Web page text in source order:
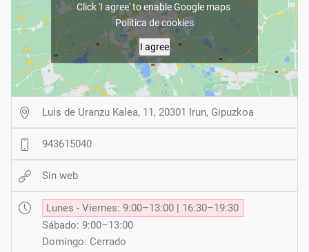
Click 'I agree' to enable Google maps
Política de cookies
I agree
Luis de Uranzu Kalea, 11, 20301 Irun, Gipuzkoa
943615040
Sin web
Lunes - Viernes: 9:00–13:00 | 16:30–19:30
Sábado: 9:00–13:00
Domingo: Cerrado